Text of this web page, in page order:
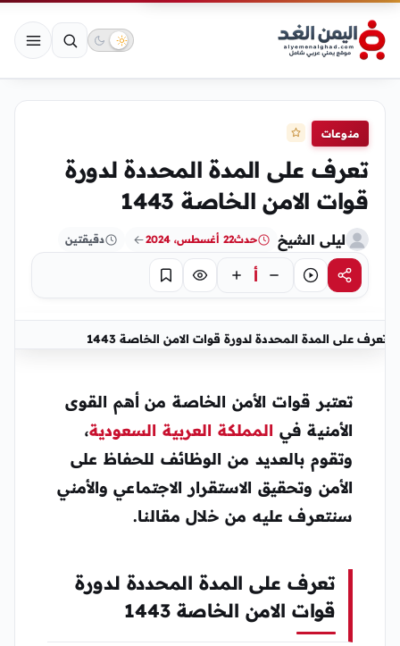
منوعات
تعرف على المدة المحددة لدورة
قوات الامن الخاصة 1443
ليلى الشيخ حدث22 أغسطس، 2024 دقيقتين
مشاركةاستماع أ تركيز حفظ
تعرف على المدة المحددة لدورة قوات الامن الخاصة 1443
تعتبر قوات الأمن الخاصة من أهم القوى
الأمنية في المملكة العربية السعودية،
وتقوم بالعديد من الوظائف للحفاظ على
الأمن وتحقيق الاستقرار الاجتماعي والأمني
سنتعرف عليه من خلال مقالنا.
تعرف على المدة المحددة لدورة
قوات الامن الخاصة 1443